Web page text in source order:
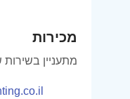
מכירות
מתעניין